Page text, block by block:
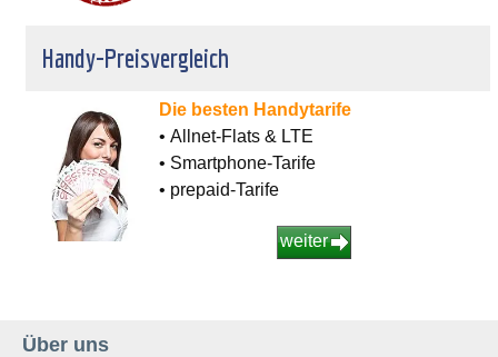
Handy-Preisvergleich
Die besten Handytarife
• Allnet-Flats & LTE
• Smartphone-Tarife
• prepaid-Tarife
weiter
Über uns